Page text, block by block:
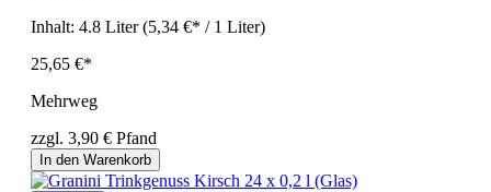
Inhalt: 4.8 Liter(5,34 €* / 1 Liter)
25,65 €*
Mehrweg
zzgl. 3,90 € Pfand
In den Warenkorb